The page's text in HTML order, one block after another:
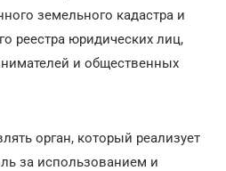
земельного кадастра и
реестра юридических лиц,
и общественных
орган, который реализует
за использованием и